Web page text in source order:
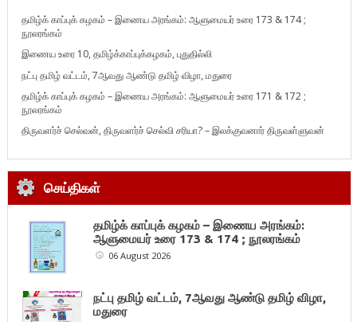
தமிழ்க் காப்புக் கழகம் – இணைய அரங்கம்: ஆளுமையர் உரை 173 & 174 ;
நூலரங்கம்
இணைய உரை 10, தமிழ்க்காப்புக்கழகம், புதுதில்லி
நட்பு தமிழ் வட்டம், 7ஆவது ஆண்டு தமிழ் விழா, மதுரை
தமிழ்க் காப்புக் கழகம் – இணைய அரங்கம்: ஆளுமையர் உரை 171 & 172 ;
நூலரங்கம்
திருவளர்ச் செல்வன், திருவளர்ச் செல்வி சரியா? – இலக்குவனார் திருவள்ளுவன்
செய்திகள்
தமிழ்க் காப்புக் கழகம் – இணைய அரங்கம்:
ஆளுமையர் உரை 173 & 174 ; நூலரங்கம்
06 August 2026
நட்பு தமிழ் வட்டம், 7ஆவது ஆண்டு தமிழ் விழா,
மதுரை